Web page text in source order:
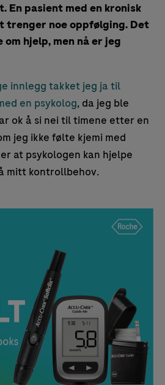
En pasient med en kronisk
trenger noe oppfølging. Det
hjelp, men nå er jeg
innlegg takket jeg ja til
en psykolog, da jeg ble
ok å si nei til timene etter en
jeg ikke følte kjemi med
at psykologen kan hjelpe
mitt kontrollbehov.